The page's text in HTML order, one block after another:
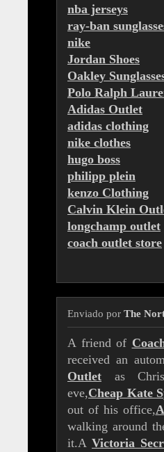
nba jerseys
ray-ban
nike
Jordan Shoes
Oakley
Polo Ralph
Adidas Outlet
adidas clothing
nike clothes
hugo boss
philipp plein
kenzo Clothing
Calvin Klein
longchamp outlet
coach outlet store
Enviado por The
A friend of
received an
Outlet as
eve,Cheap Kate
out of his office,
walking around
it.A Victoria